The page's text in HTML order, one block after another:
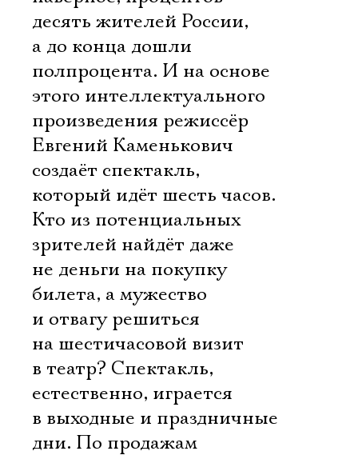
десять жителей России,
а до конца дошли
полпроцента. И на основе
этого интеллектуального
произведения режиссёр
Евгений Каменькович
создаёт спектакль,
который идёт шесть часов.
Кто из потенциальных
зрителей найдёт даже
не деньги на покупку
билета, а мужество
и отвагу решиться
на шестичасовой визит
в театр? Спектакль,
естественно, играется
в выходные и праздничные
дни. По продажам